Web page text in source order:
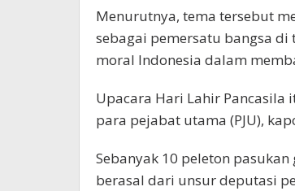
Menurutnya, tema tersebut
sebagai pemersatu bangsa
moral Indonesia dalam
Upacara Hari Lahir Pancasila
para pejabat utama (PJU),
Sebanyak 10 peleton
berasal dari unsur deputasi